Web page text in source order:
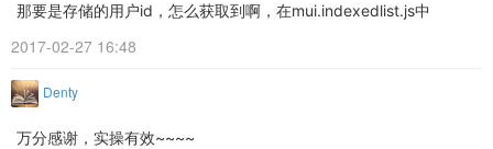
那要是存储的用户id，怎么获取到啊，在mui.indexedlist.js中
2017-02-27 16:48
Denty
万分感谢，实操有效~~~~